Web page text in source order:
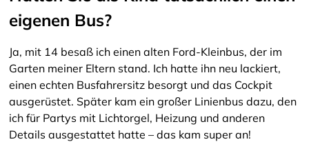
eigenen Bus?
Ja, mit 14 besaß ich einen alten Ford-Kleinbus, der im
Garten meiner Eltern stand. Ich hatte ihn neu lackiert,
einen echten Busfahrersitz besorgt und das Cockpit
ausgerüstet. Später kam ein großer Linienbus dazu, den
ich für Partys mit Lichtorgel, Heizung und anderen
Details ausgestattet hatte – das kam super an!